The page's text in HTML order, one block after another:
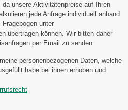
unsere Aktivitätenpreise auf Ihren
jede Anfrage individuell anhand
unter
übertragen können. Wir bitten daher
per Email zu senden.
personenbezogenen Daten, welche
habe bei ihnen erhoben und